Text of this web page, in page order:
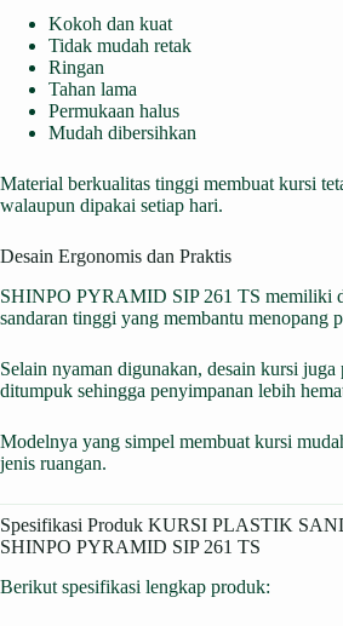
Kokoh dan kuat
Tidak mudah retak
Ringan
Tahan lama
Permukaan halus
Mudah dibersihkan
Material berkualitas tinggi membuat kursi
walaupun dipakai setiap hari.
Desain Ergonomis dan Praktis
SHINPO PYRAMID SIP 261 TS memiliki
sandaran tinggi yang membantu menopang
Selain nyaman digunakan, desain kursi juga
ditumpuk sehingga penyimpanan lebih
Modelnya yang simpel membuat kursi
jenis ruangan.
Spesifikasi Produk KURSI PLASTIK
SHINPO PYRAMID SIP 261 TS
Berikut spesifikasi lengkap produk: